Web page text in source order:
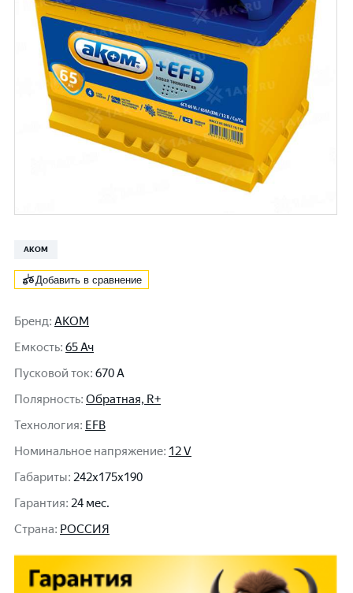
АКОМ
Добавить в сравнение
Бренд: АКОМ
Емкость: 65 Ач
Пусковой ток: 670 A
Полярность: Обратная, R+
Технология: EFB
Номинальное напряжение: 12 V
Габариты: 242x175x190
Гарантия: 24 мес.
Cтрана: РОССИЯ